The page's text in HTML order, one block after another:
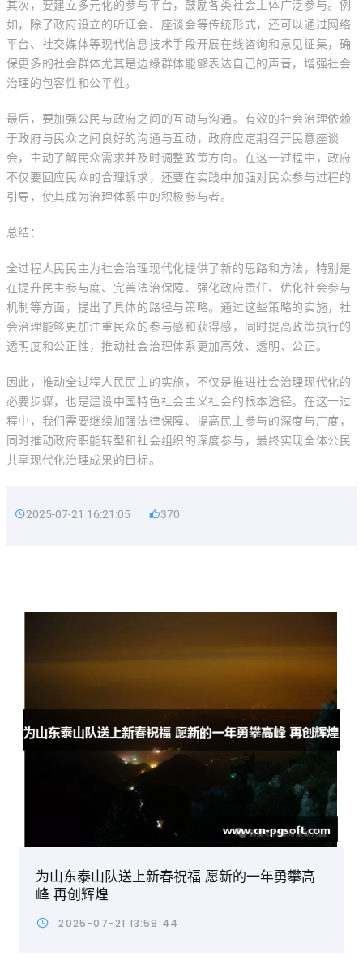
其次，要建立多元化的参与平台，鼓励各类社会主体广泛参与。例
如，除了政府设立的听证会、座谈会等传统形式，还可以通过网络
平台、社交媒体等现代信息技术手段开展在线咨询和意见征集，确
保更多的社会群体尤其是边缘群体能够表达自己的声音，增强社会
治理的包容性和公平性。
最后，要加强公民与政府之间的互动与沟通。有效的社会治理依赖
于政府与民众之间良好的沟通与互动，政府应定期召开民意座谈
会，主动了解民众需求并及时调整政策方向。在这一过程中，政府
不仅要回应民众的合理诉求，还要在实践中加强对民众参与过程的
引导，使其成为治理体系中的积极参与者。
总结：
全过程人民民主为社会治理现代化提供了新的思路和方法，特别是
在提升民主参与度、完善法治保障、强化政府责任、优化社会参与
机制等方面，提出了具体的路径与策略。通过这些策略的实施，社
会治理能够更加注重民众的参与感和获得感，同时提高政策执行的
透明度和公正性，推动社会治理体系更加高效、透明、公正。
因此，推动全过程人民民主的实施，不仅是推进社会治理现代化的
必要步骤，也是建设中国特色社会主义社会的根本途径。在这一过
程中，我们需要继续加强法律保障、提高民主参与的深度与广度，
同时推动政府职能转型和社会组织的深度参与，最终实现全体公民
共享现代化治理成果的目标。
2025-07-21 16:21:05 370
为山东泰山队送上新春祝福 愿新的一年勇攀高
峰 再创辉煌
2025-07-21 13:59:44